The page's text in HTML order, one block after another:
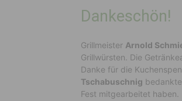
Dankeschön!
Grillmeister Arnold
Grillwürsten. Die
Danke für die
Tschabuschnig
Fest mitgearbeitet haben.